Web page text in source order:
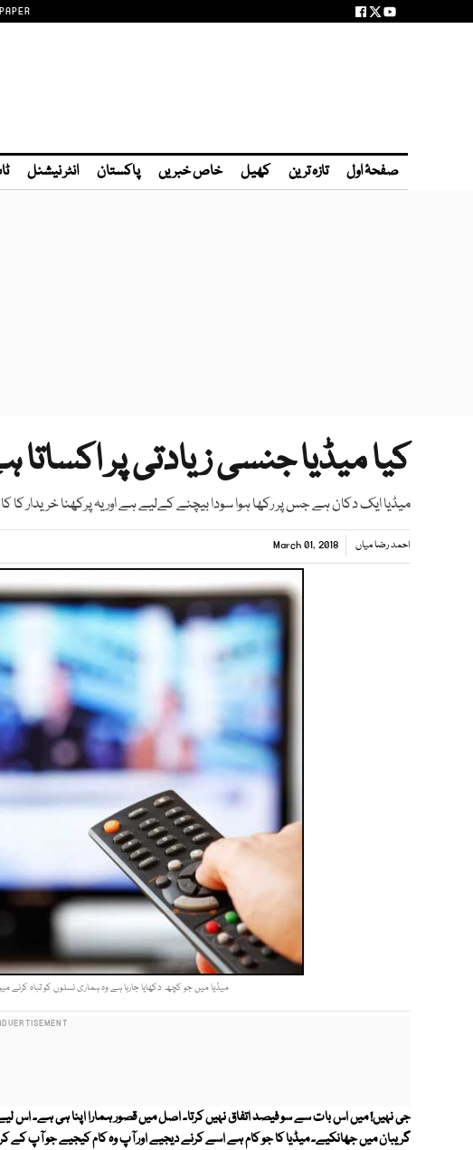
صفحۂ اول تازہ ترین کھیل خاص خبریں پاکستان انٹر نیشنل
کیا میڈیا جنسی زیادتی پر اکساتا
میڈیا ایک دکان ہے جس پر رکھا ہوا سودا بیچنے کےلیے ہے اور یہ پرکھنا خریدار کا
احمد رضا میاں March 01, 2018
میڈیا میں جو کچھ دکھایا جارہا ہے وہ ہماری نسلوں کو تباہ کرنے
جی نہیں! میں اس بات سے سو فیصد اتفاق نہیں کرتا۔ اصل میں قصور ہمارا اپنا ہی ہے۔ اس لیے
گریبان میں جھانکیے۔ میڈیا کا جو کام ہے اسے کرنے دیجیے اور آپ وہ کام کیجیے جو آپ کے